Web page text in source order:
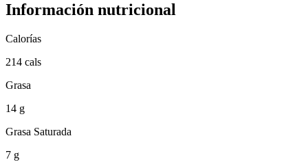
Información nutricional
Calorías
214 cals
Grasa
14 g
Grasa Saturada
7 g